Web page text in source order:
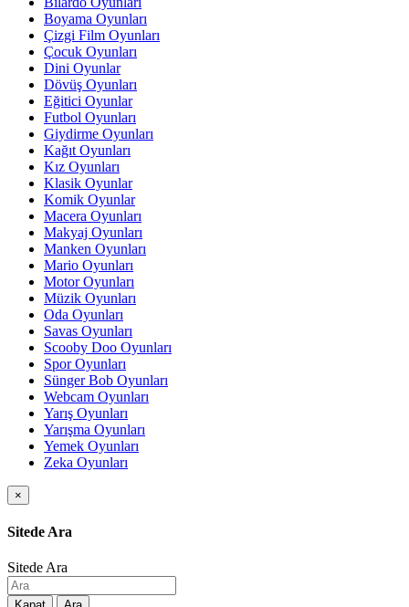
Boyama Oyunları
Çizgi Film Oyunları
Çocuk Oyunları
Dini Oyunlar
Dövüş Oyunları
Eğitici Oyunlar
Futbol Oyunları
Giydirme Oyunları
Kağıt Oyunları
Kız Oyunları
Klasik Oyunlar
Komik Oyunlar
Macera Oyunları
Makyaj Oyunları
Manken Oyunları
Mario Oyunları
Motor Oyunları
Müzik Oyunları
Oda Oyunları
Savas Oyunları
Scooby Doo Oyunları
Spor Oyunları
Sünger Bob Oyunları
Webcam Oyunları
Yarış Oyunları
Yarışma Oyunları
Yemek Oyunları
Zeka Oyunları
×
Sitede Ara
Sitede Ara